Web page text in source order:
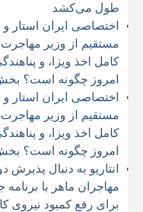
طول می‌کشد
اختصاصی ایران استار
مستقیم از وزیر
کامل اخذ ویزا، و
امروز چگونه است؟
اختصاصی ایران استار
مستقیم از وزیر
کامل اخذ ویزا، و
امروز چگونه است؟
انتاریو به دنبال پذیرش
مهاجران ماهر با
برای رفع کمبود نیروی